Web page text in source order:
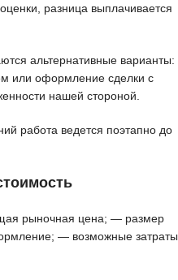
разница выплачивается
альтернативные варианты:
или оформление сделки с
нашей стороной.
работа ведется поэтапно до
рыночная цена; — размер
— возможные затраты